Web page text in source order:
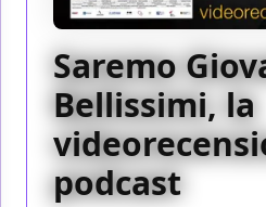
Saremo
Bellissimi, la
podcast